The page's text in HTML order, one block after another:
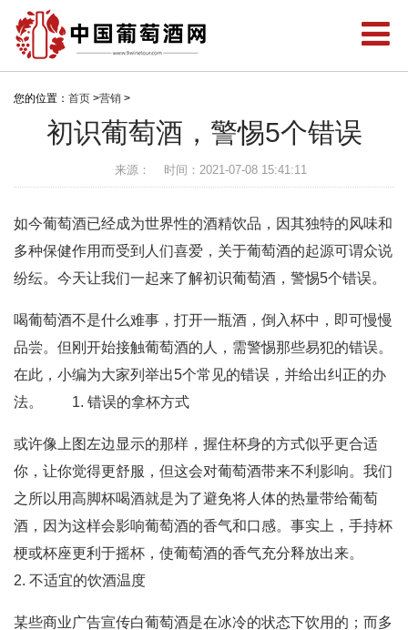
您的位置： 首页 >营销 >
初识葡萄酒，警惕5个错误
来源： 时间：2021-07-08 15:41:11
如今葡萄酒已经成为世界性的酒精饮品，因其独特的风味和
多种保健作用而受到人们喜爱，关于葡萄酒的起源可谓众说
纷纭。今天让我们一起来了解初识葡萄酒，警惕5个错误。
喝葡萄酒不是什么难事，打开一瓶酒，倒入杯中，即可慢慢
品尝。但刚开始接触葡萄酒的人，需警惕那些易犯的错误。
在此，小编为大家列举出5个常见的错误，并给出纠正的办
法。 1. 错误的拿杯方式
或许像上图左边显示的那样，握住杯身的方式似乎更合适
你，让你觉得更舒服，但这会对葡萄酒带来不利影响。我们
之所以用高脚杯喝酒就是为了避免将人体的热量带给葡萄
酒，因为这样会影响葡萄酒的香气和口感。事实上，手持杯
梗或杯座更利于摇杯，使葡萄酒的香气充分释放出来。
2. 不适宜的饮酒温度
某些商业广告宣传白葡萄酒是在冰冷的状态下饮用的；而多